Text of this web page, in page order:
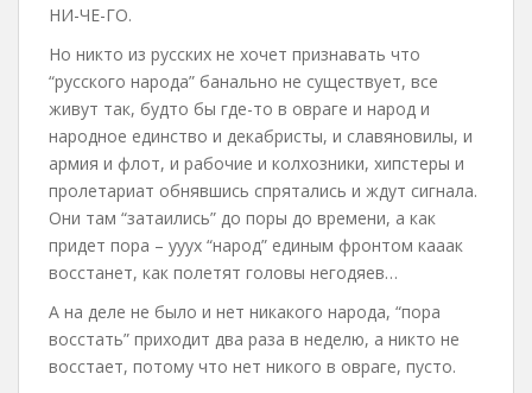
НИ-ЧЕ-ГО.
Но никто из русских не хочет признавать что
“русского народа” банально не существует, все
живут так, будто бы где-то в овраге и народ и
народное единство и декабристы, и славяновилы, и
армия и флот, и рабочие и колхозники, хипстеры и
пролетариат обнявшись спрятались и ждут сигнала.
Они там “затаились” до поры до времени, а как
придет пора – ууух “народ” единым фронтом кааак
восстанет, как полетят головы негодяев…
А на деле не было и нет никакого народа, “пора
восстать” приходит два раза в неделю, а никто не
восстает, потому что нет никого в овраге, пусто.